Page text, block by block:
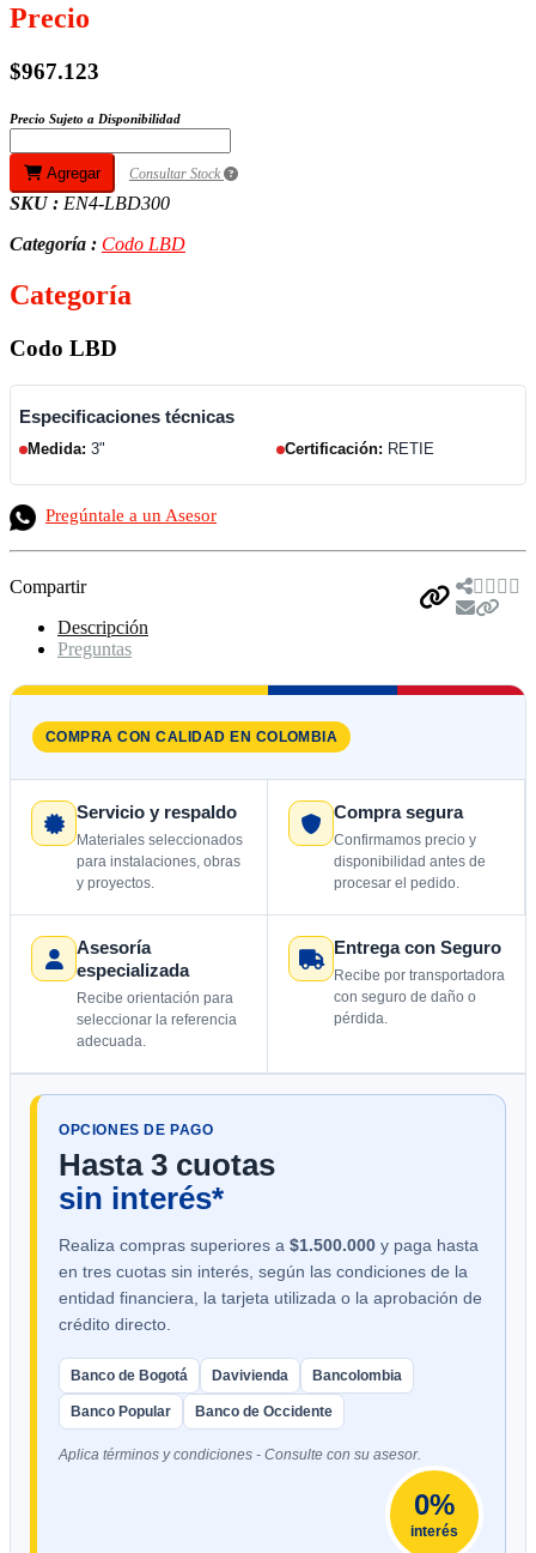
Precio
$967.123
Precio Sujeto a Disponibilidad
Agregar Consultar Stock
SKU : EN4-LBD300
Categoría : Codo LBD
Categoría
Codo LBD
Especificaciones técnicas
Medida: 3" Certificación: RETIE
Pregúntale a un Asesor
Compartir
Descripción
Preguntas
COMPRA CON CALIDAD EN COLOMBIA
Servicio y respaldo
Materiales seleccionados
para instalaciones, obras
y proyectos.
Compra segura
Confirmamos precio y
disponibilidad antes de
procesar el pedido.
Asesoría
especializada
Recibe orientación para
seleccionar la referencia
adecuada.
Entrega con Seguro
Recibe por transportadora
con seguro de daño o
pérdida.
OPCIONES DE PAGO
Hasta 3 cuotas
sin interés*
Realiza compras superiores a $1.500.000 y paga hasta
en tres cuotas sin interés, según las condiciones de la
entidad financiera, la tarjeta utilizada o la aprobación de
crédito directo.
Banco de Bogotá Davivienda Bancolombia
Banco Popular Banco de Occidente
Aplica términos y condiciones - Consulte con su asesor.
0%
interés